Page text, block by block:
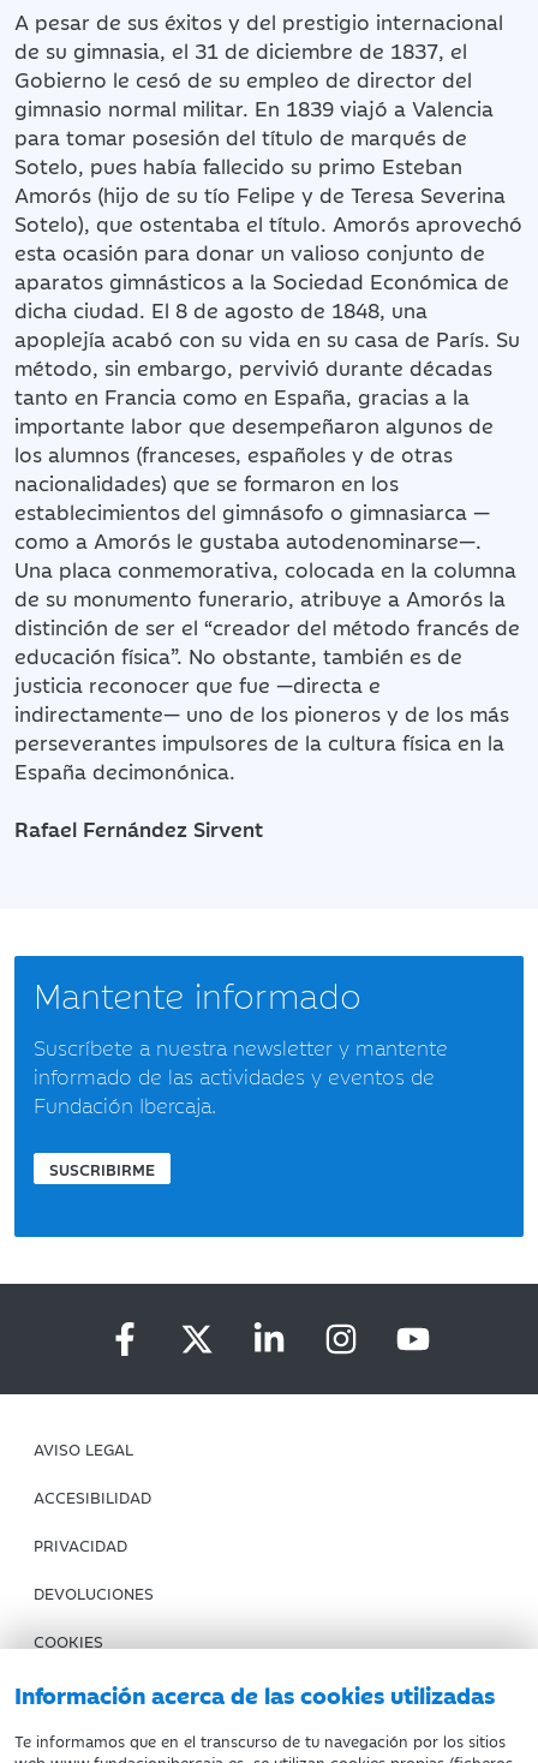
Información acerca de las cookies utilizadas
Te informamos que en el transcurso de tu navegación por los sitios
A pesar de sus éxitos y del prestigio internacional
de su gimnasia, el 31 de diciembre de 1837, el
Gobierno le cesó de su empleo de director del
gimnasio normal militar. En 1839 viajó a Valencia
para tomar posesión del título de marqués de
Sotelo, pues había fallecido su primo Esteban
Amorós (hijo de su tío Felipe y de Teresa Severina
Sotelo), que ostentaba el título. Amorós aprovechó
esta ocasión para donar un valioso conjunto de
aparatos gimnásticos a la Sociedad Económica de
dicha ciudad. El 8 de agosto de 1848, una
apoplejía acabó con su vida en su casa de París. Su
método, sin embargo, pervivió durante décadas
tanto en Francia como en España, gracias a la
importante labor que desempeñaron algunos de
los alumnos (franceses, españoles y de otras
nacionalidades) que se formaron en los
establecimientos del gimnásofo o gimnasiarca —
como a Amorós le gustaba autodenominarse—.
Una placa conmemorativa, colocada en la columna
de su monumento funerario, atribuye a Amorós la
distinción de ser el “creador del método francés de
educación física”. No obstante, también es de
justicia reconocer que fue —directa e
indirectamente— uno de los pioneros y de los más
perseverantes impulsores de la cultura física en la
España decimonónica.
Rafael Fernández Sirvent
Mantente informado
Suscríbete a nuestra newsletter y mantente
informado de las actividades y eventos de
Fundación Ibercaja.
SUSCRIBIRME
AVISO LEGAL
ACCESIBILIDAD
PRIVACIDAD
DEVOLUCIONES
COOKIES
CONDICIONES DE COMPRA
IBERCAJA BANCO